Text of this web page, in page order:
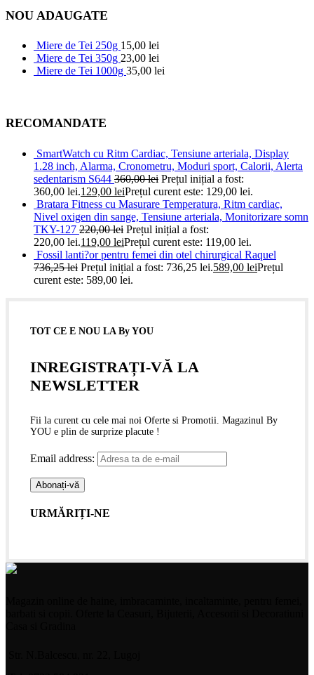
NOU ADAUGATE
Miere de Tei 250g 15,00 lei
Miere de Tei 350g 23,00 lei
Miere de Tei 1000g 35,00 lei
RECOMANDATE
SmartWatch cu Ritm Cardiac, Tensiune arteriala, Display
1.28 inch, Alarma, Cronometru, Moduri sport, Calorii, Alerta
sedentarism S644 360,00lei Prețul inițial a fost:
360,00 lei.129,00 leiPrețul curent este: 129,00 lei.
Bratara Fitness cu Masurare Temperatura, Ritm cardiac,
Nivel oxigen din sange, Tensiune arteriala, Monitorizare somn
TKY-127 220,00lei Prețul inițial a fost:
220,00 lei.119,00 leiPrețul curent este: 119,00 lei.
Fossil lanti?or pentru femei din otel chirurgical Raquel
736,25lei Prețul inițial a fost: 736,25 lei.589,00 leiPrețul
curent este: 589,00 lei.
TOT CE E NOU LA By YOU
INREGISTRAȚI-VĂ LA
NEWSLETTER
Fii la curent cu cele mai noi Oferte si Promotii. Magazinul By
YOU e plin de surprize placute !
Email address:
URMĂRIȚI-NE